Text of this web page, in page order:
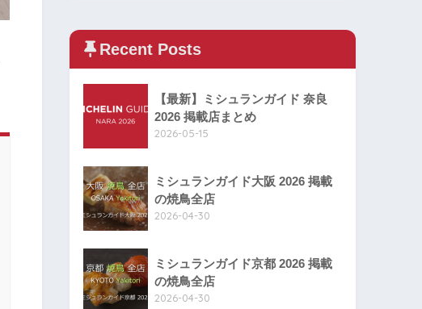
Recent Posts
【最新】ミシュランガイド 奈良
2026 掲載店まとめ
2026-05-15
ミシュランガイド大阪 2026 掲載
の焼鳥全店
2026-04-30
ミシュランガイド京都 2026 掲載
の焼鳥全店
2026-04-30